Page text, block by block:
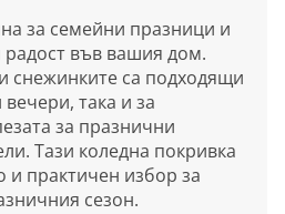
за семейни празници и
във вашия дом.
снежинките са подходящи
така и за
за празнични
Тази коледна покривка
и практичен избор за
сезон.